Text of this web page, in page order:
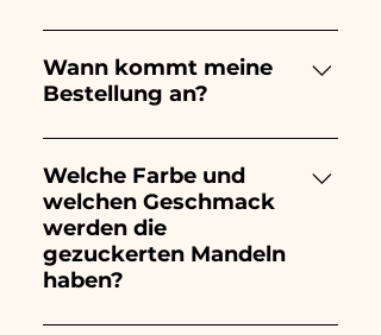
Ceramiche Ania kreiert und
bemalt vollständig von Hand,
daher dauert ihre Herstellung
der Menge ab. Wir empfehlen
daher, Ihre Bestellung immer
1/2 Monate vor Ihrer
Veranstaltung aufzugeben.
Wenn Ihre Veranstaltung vor
den angegebenen Zeiten
Wann kommt meine
Bestellung an?
Der Eingang der Bestellung ist
10/15 Tage vor der
Veranstaltung garantiert.
Welche Farbe und
welchen Geschmack
werden die
gezuckerten Mandeln
haben?
Der Geschmack der